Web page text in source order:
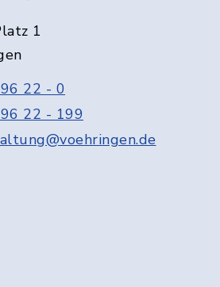
1
22 - 0
22 - 199